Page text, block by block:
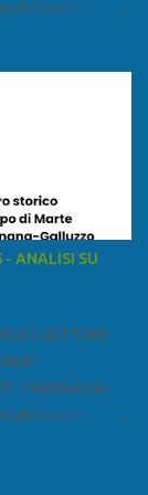
di Firenze e Pisa)
la provincia di
Garfagnana
Le
Si segnala che
ricerc...
- ANALISI SU
I SETTORI
•
• FARMACIA •
per capire e